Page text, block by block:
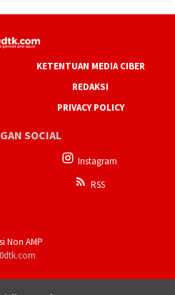
KETENTUAN MEDIA CIBER
REDAKSI
PRIVACY POLICY
SOCIAL
Instagram
RSS
Non AMP